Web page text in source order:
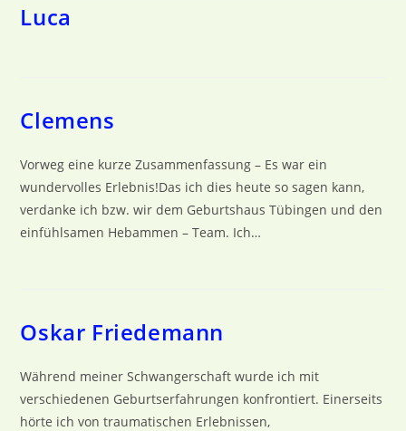
Luca
Clemens
Vorweg eine kurze Zusammenfassung – Es war ein
wundervolles Erlebnis!Das ich dies heute so sagen kann,
verdanke ich bzw. wir dem Geburtshaus Tübingen und den
einfühlsamen Hebammen – Team. Ich…
Oskar Friedemann
Während meiner Schwangerschaft wurde ich mit
verschiedenen Geburtserfahrungen konfrontiert. Einerseits
hörte ich von traumatischen Erlebnissen,